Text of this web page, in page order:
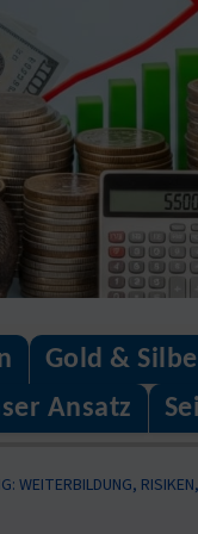
Gold &
Ansatz
WEITERBILDUNG,